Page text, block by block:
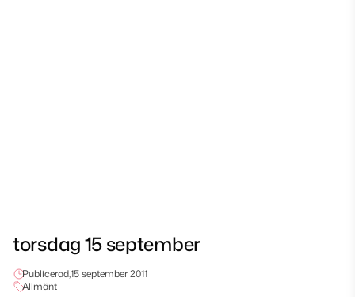
torsdag 15 september
Publicerad,15 september 2011
Allmänt